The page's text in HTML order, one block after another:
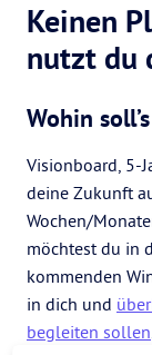
Keinen
nutzt du
Wohin
Visionboard, 5-
deine Zukunft
Wochen/
möchtest du in
kommenden
in dich und
begleiten sollen